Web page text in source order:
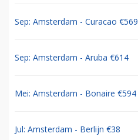
Sep: Amsterdam - Curacao €569
Sep: Amsterdam - Aruba €614
Mei: Amsterdam - Bonaire €594
Jul: Amsterdam - Berlijn €38